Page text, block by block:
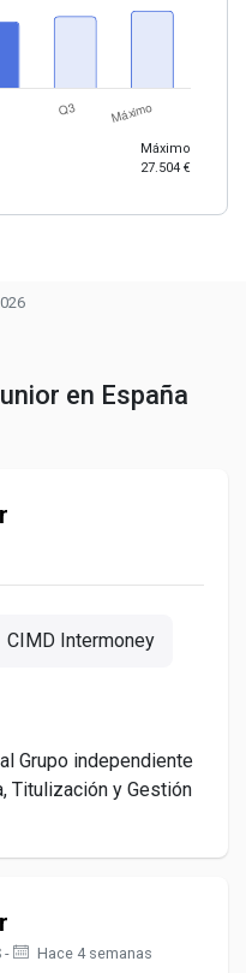
Máximo
27.504 €
en España
CIMD Intermoney
Grupo independiente
Titulización y Gestión
- Hace 4 semanas